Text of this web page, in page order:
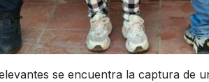
se encuentra la captura de